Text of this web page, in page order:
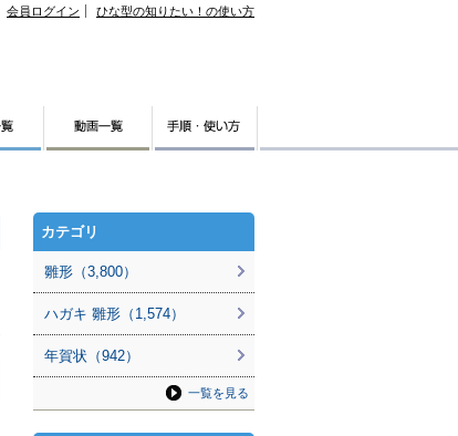
会員ログイン ひな型の知りたい！の使い方
カテゴリ
雛形（3,800）
ハガキ 雛形（1,574）
年賀状（942）
一覧を見る